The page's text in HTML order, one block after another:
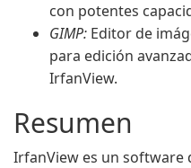
con potentes
GIMP: Editor de
para edición
IrfanView.
Resumen
IrfanView es un software